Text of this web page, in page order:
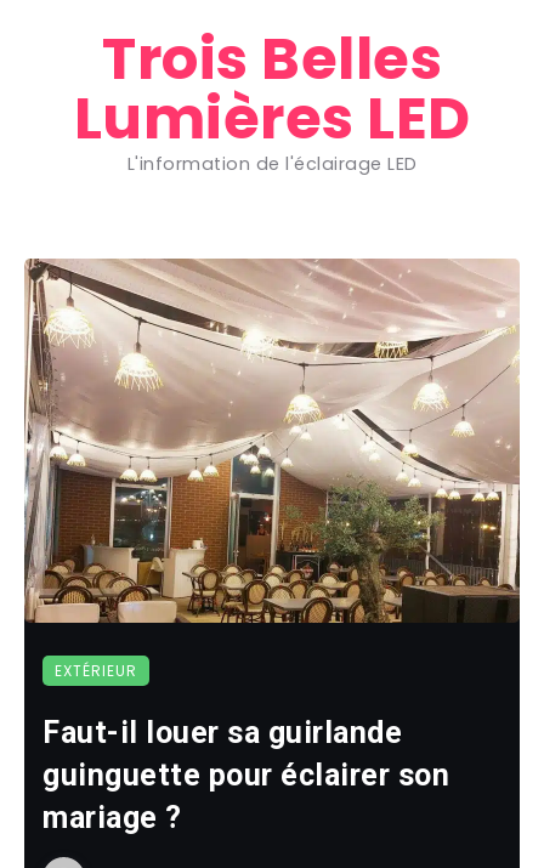
Trois Belles
Lumières LED
L'information de l'éclairage LED
EXTÉRIEUR
Faut-il louer sa guirlande
guinguette pour éclairer son
mariage ?